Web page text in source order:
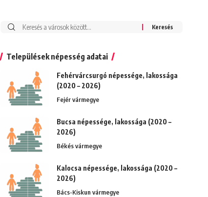
Keresés:
Települések népesség adatai
Fehérvárcsurgó népessége, lakossága
(2020 – 2026)
Fejér vármegye
Bucsa népessége, lakossága (2020 –
2026)
Békés vármegye
Kalocsa népessége, lakossága (2020 –
2026)
Bács-Kiskun vármegye